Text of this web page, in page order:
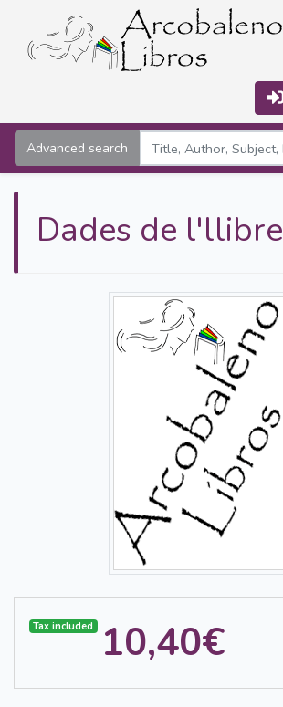
Advanced search
Dades de l'llibre
Tax included 10,40€